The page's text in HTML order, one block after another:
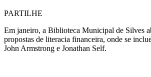
PARTILHE
Em janeiro, a Biblioteca Municipal de Silves
propostas de literacia financeira, onde se
John Armstrong e Jonathan Self.